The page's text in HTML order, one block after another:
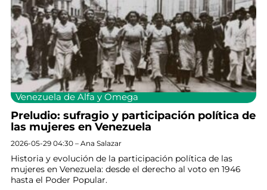
Venezuela de Alfa y Omega
Preludio: sufragio y participación política de
las mujeres en Venezuela
2026-05-29 04:30 – Ana Salazar
Historia y evolución de la participación política de las
mujeres en Venezuela: desde el derecho al voto en 1946
hasta el Poder Popular.